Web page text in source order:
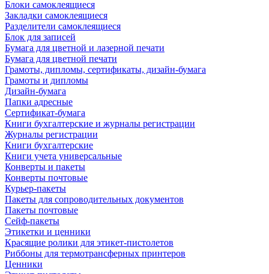
Блоки самоклеящиеся
Закладки самоклеящиеся
Разделители самоклеящиеся
Блок для записей
Бумага для цветной и лазерной печати
Бумага для цветной печати
Грамоты, дипломы, сертификаты, дизайн-бумага
Грамоты и дипломы
Дизайн-бумага
Папки адресные
Сертификат-бумага
Книги бухгалтерские и журналы регистрации
Журналы регистрации
Книги бухгалтерские
Книги учета универсальные
Конверты и пакеты
Конверты почтовые
Курьер-пакеты
Пакеты для сопроводительных документов
Пакеты почтовые
Сейф-пакеты
Этикетки и ценники
Красящие ролики для этикет-пистолетов
Риббоны для термотрансферных принтеров
Ценники